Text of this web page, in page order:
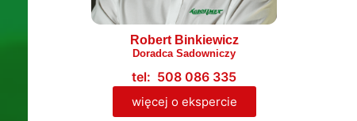
Robert Binkiewicz
Doradca Sadowniczy
tel: 508 086 335
więcej o ekspercie